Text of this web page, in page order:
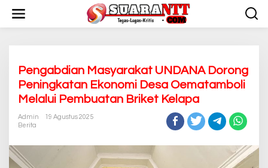
w
Pengabdian Masyarakat UNDANA Dorong
Peningkatan Ekonomi Desa Oematamboli
Melalui Pembuatan Briket Kelapa
Admin
19 Agustus 2025
Berita